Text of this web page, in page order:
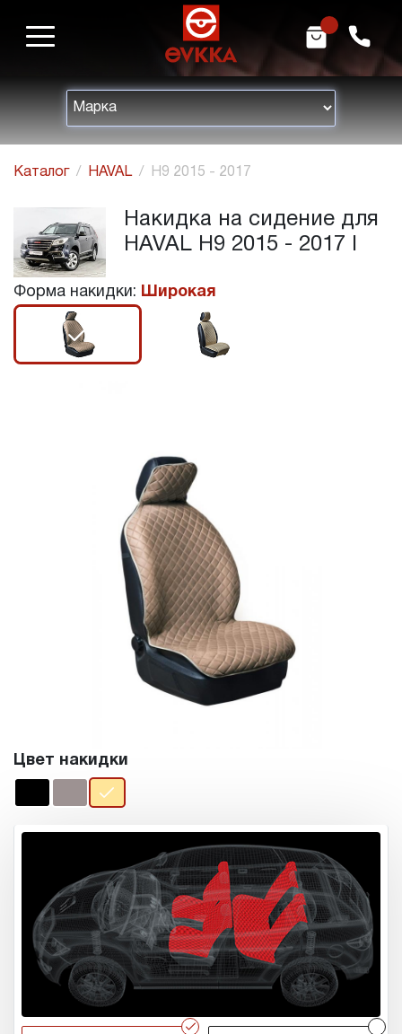
h m
Каталог HAVAL H9 2015 - 2017
Накидка на сидение для
HAVAL H9 2015 - 2017 I
Форма накидки: Широкая
r
Цвет накидки
r